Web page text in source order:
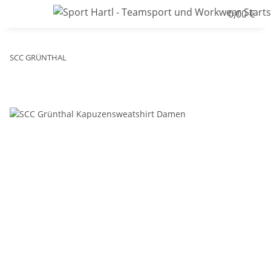
0,00 €
SCC GRÜNTHAL